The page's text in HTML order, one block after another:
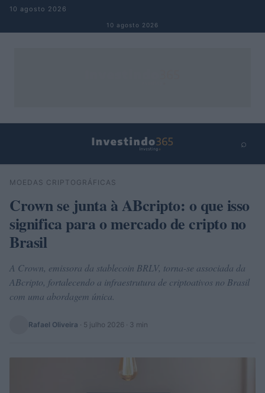
Pular para o conteúdo
10 agosto 2026
10 agosto 2026
⌕
Buscar
MOEDAS CRIPTOGRÁFICAS
Crown se junta à ABcripto: o que isso
significa para o mercado de cripto no
Brasil
A Crown, emissora da stablecoin BRLV, torna-se associada da
ABcripto, fortalecendo a infraestrutura de criptoativos no Brasil
com uma abordagem única.
Rafael Oliveira · 5 julho 2026 · 3 min